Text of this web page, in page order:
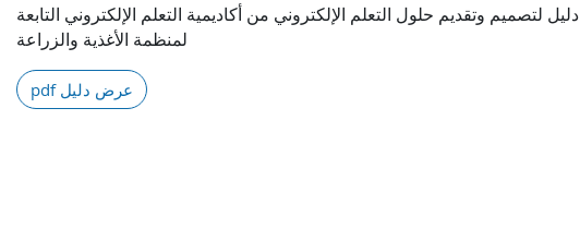
دليل لتصميم وتقديم حلول التعلم الإلكتروني من أكاديمية التعلم الإلكتروني التابعة
لمنظمة الأغذية والزراعة
pdf عرض دليل